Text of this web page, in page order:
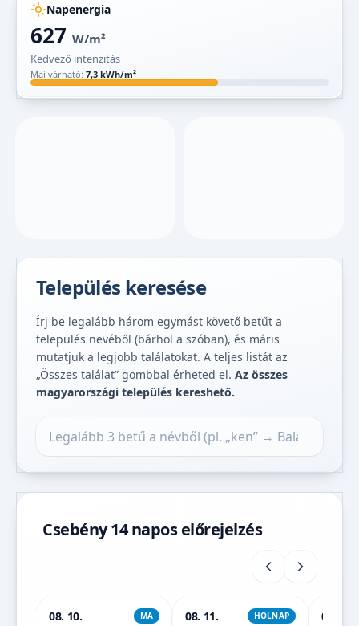
Napenergia
627 W/m²
Kedvező intenzitás
Mai várható: 7,3 kWh/m²
Település keresése
Írj be legalább három egymást követő betűt a
település nevéből (bárhol a szóban), és máris
mutatjuk a legjobb találatokat. A teljes listát az
„Összes találat” gombbal érheted el. Az összes
magyarországi település kereshető.
Csebény 14 napos előrejelzés
08. 10. MA 08. 11. HOLNAP 08. 12.